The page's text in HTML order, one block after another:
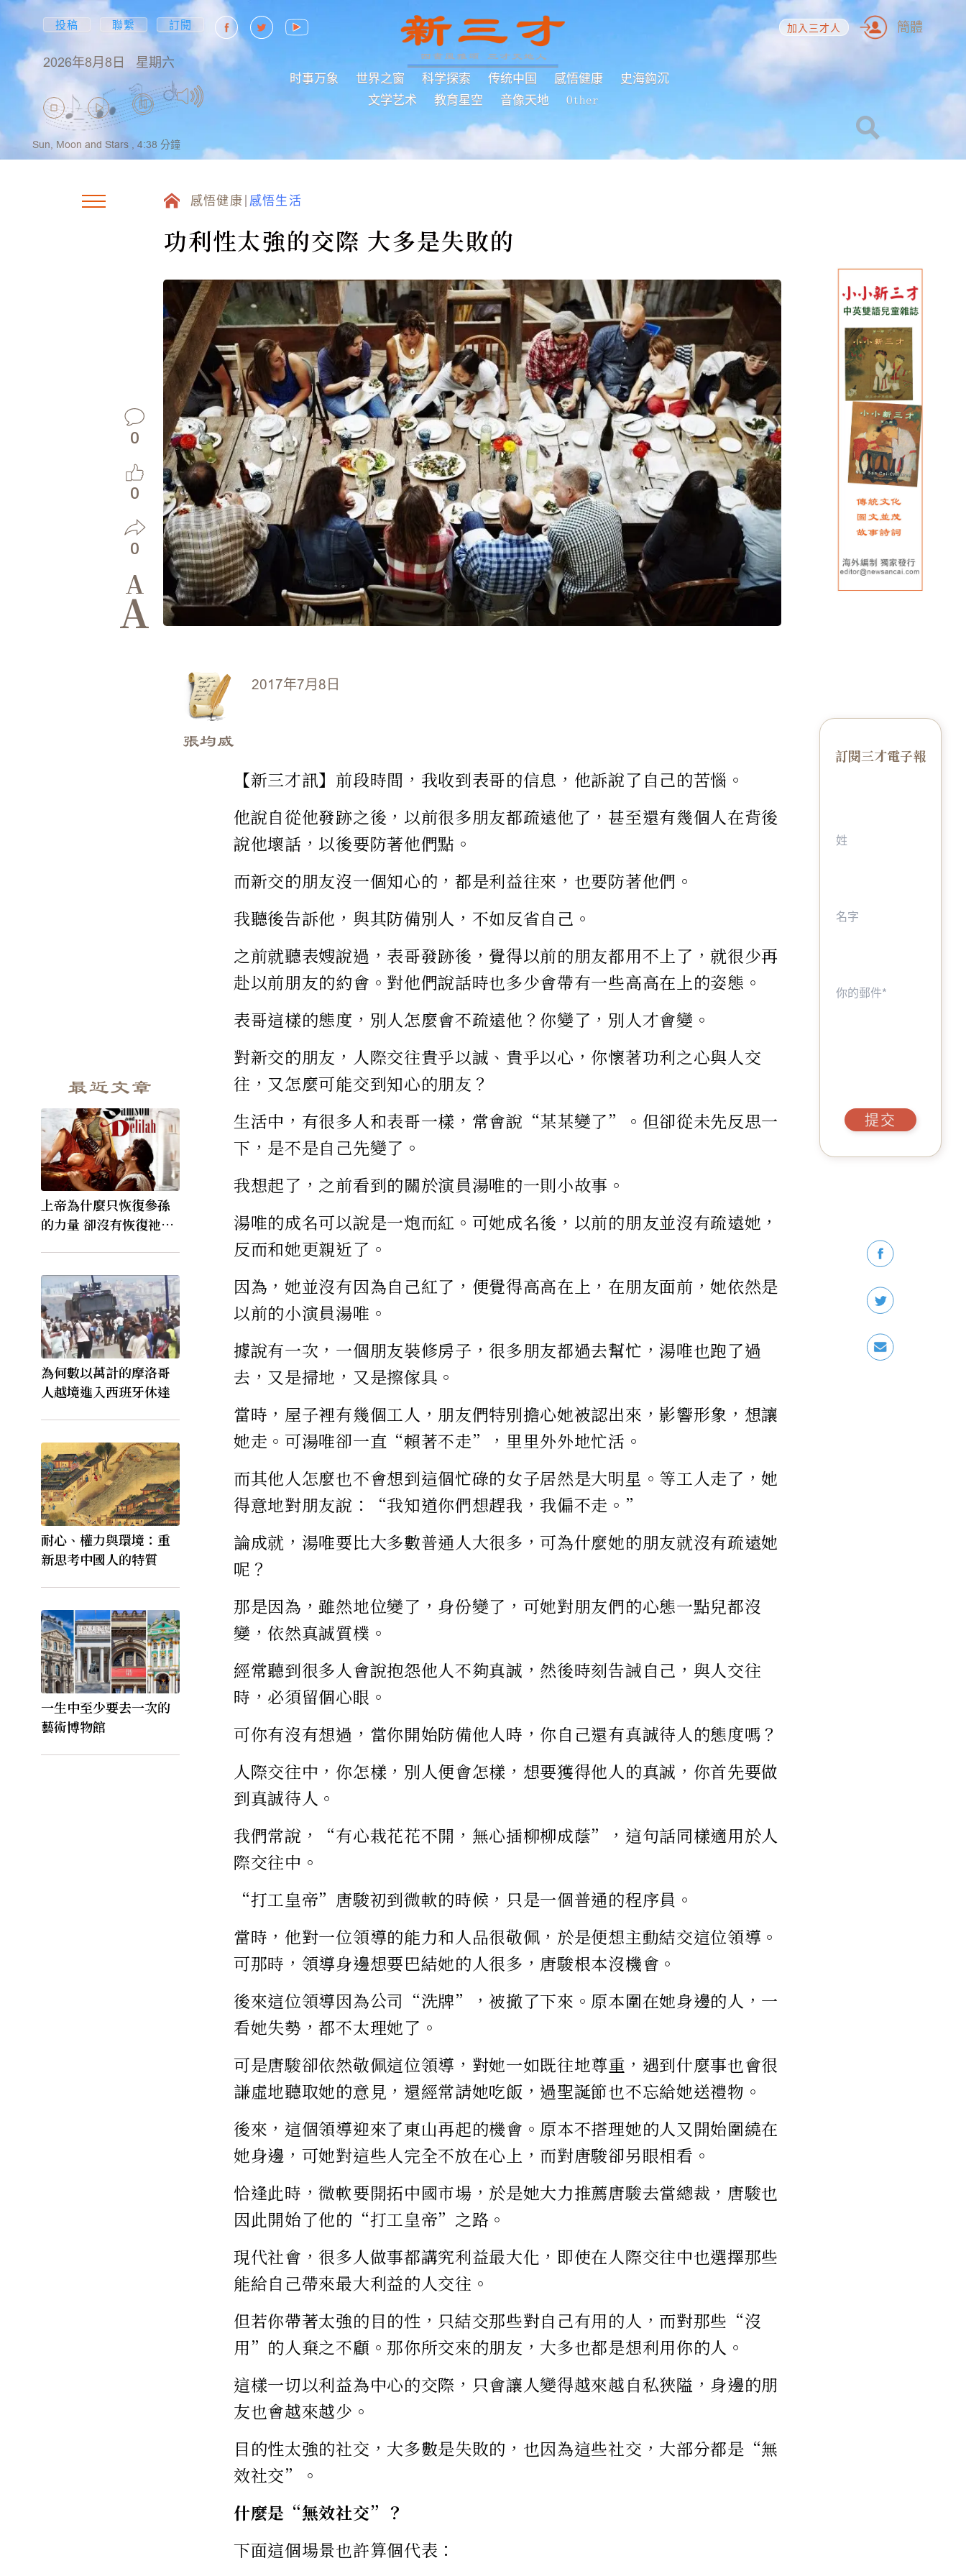
投稿 聯繫 訂閱
2026年8月8日 星期六
时事万象 世界之窗 科学探索 传统中国 感悟健康
史海鈎沉
文学艺术
教育星空 音像天地 Other
加入三才人 簡體
Sun, Moon and Stars , 4:38 分鐘
感悟健康 感悟生活
功利性太強的交際 大多是失敗的
0
0
0
A
A
最近文章
上帝為什麼只恢復參孫
的力量 卻沒有恢復祂的
為何數以萬計的摩洛哥
人越境進入西班牙休達
耐心、權力與環境：重
新思考中國人的特質
一生中至少要去一次的
藝術博物館
2017年7月8日
張均威
【新三才訊】前段時間，我收到表哥的信息，他訴說了自己的苦惱。
他說自從他發跡之後，以前很多朋友都疏遠他了，甚至還有幾個人在背後
說他壞話，以後要防著他們點。
而新交的朋友沒一個知心的，都是利益往來，也要防著他們。
我聽後告訴他，與其防備別人，不如反省自己。
之前就聽表嫂說過，表哥發跡後，覺得以前的朋友都用不上了，就很少再
赴以前朋友的約會。對他們說話時也多少會帶有一些高高在上的姿態。
表哥這樣的態度，別人怎麼會不疏遠他？你變了，別人才會變。
對新交的朋友，人際交往貴乎以誠、貴乎以心，你懷著功利之心與人交
往，又怎麼可能交到知心的朋友？
生活中，有很多人和表哥一樣，常會說“某某變了”。但卻從未先反思一
下，是不是自己先變了。
我想起了，之前看到的關於演員湯唯的一則小故事。
湯唯的成名可以說是一炮而紅。可她成名後，以前的朋友並沒有疏遠她，
反而和她更親近了。
因為，她並沒有因為自己紅了，便覺得高高在上，在朋友面前，她依然是
以前的小演員湯唯。
據說有一次，一個朋友裝修房子，很多朋友都過去幫忙，湯唯也跑了過
去，又是掃地，又是擦傢具。
當時，屋子裡有幾個工人，朋友們特別擔心她被認出來，影響形象，想讓
她走。可湯唯卻一直“賴著不走”，里里外外地忙活。
而其他人怎麼也不會想到這個忙碌的女子居然是大明星。等工人走了，她
得意地對朋友說：“我知道你們想趕我，我偏不走。”
論成就，湯唯要比大多數普通人大很多，可為什麼她的朋友就沒有疏遠她
呢？
那是因為，雖然地位變了，身份變了，可她對朋友們的心態一點兒都沒
變，依然真誠質樸。
經常聽到很多人會說抱怨他人不夠真誠，然後時刻告誡自己，與人交往
時，必須留個心眼。
可你有沒有想過，當你開始防備他人時，你自己還有真誠待人的態度嗎？
人際交往中，你怎樣，別人便會怎樣，想要獲得他人的真誠，你首先要做
到真誠待人。
我們常說，“有心栽花花不開，無心插柳柳成蔭”，這句話同樣適用於人
際交往中。
“打工皇帝”唐駿初到微軟的時候，只是一個普通的程序員。
當時，他對一位領導的能力和人品很敬佩，於是便想主動結交這位領導。
可那時，領導身邊想要巴結她的人很多，唐駿根本沒機會。
後來這位領導因為公司“洗牌”，被撤了下來。原本圍在她身邊的人，一
看她失勢，都不太理她了。
可是唐駿卻依然敬佩這位領導，對她一如既往地尊重，遇到什麼事也會很
謙虛地聽取她的意見，還經常請她吃飯，過聖誕節也不忘給她送禮物。
後來，這個領導迎來了東山再起的機會。原本不搭理她的人又開始圍繞在
她身邊，可她對這些人完全不放在心上，而對唐駿卻另眼相看。
恰逢此時，微軟要開拓中國市場，於是她大力推薦唐駿去當總裁，唐駿也
因此開始了他的“打工皇帝”之路。
現代社會，很多人做事都講究利益最大化，即使在人際交往中也選擇那些
能給自己帶來最大利益的人交往。
但若你帶著太強的目的性，只結交那些對自己有用的人，而對那些“沒
用”的人棄之不顧。那你所交來的朋友，大多也都是想利用你的人。
這樣一切以利益為中心的交際，只會讓人變得越來越自私狹隘，身邊的朋
友也會越來越少。
目的性太強的社交，大多數是失敗的，也因為這些社交，大部分都是“無
效社交”。
什麼是“無效社交”？
下面這個場景也許算個代表：
訂閱三才電子報
提交